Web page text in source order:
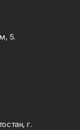
5.
г.